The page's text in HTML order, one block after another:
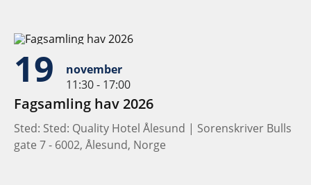
19
november
11:30 - 17:00
Fagsamling hav 2026
Sted: Sted: Quality Hotel Ålesund | Sorenskriver Bulls
gate 7 - 6002, Ålesund, Norge